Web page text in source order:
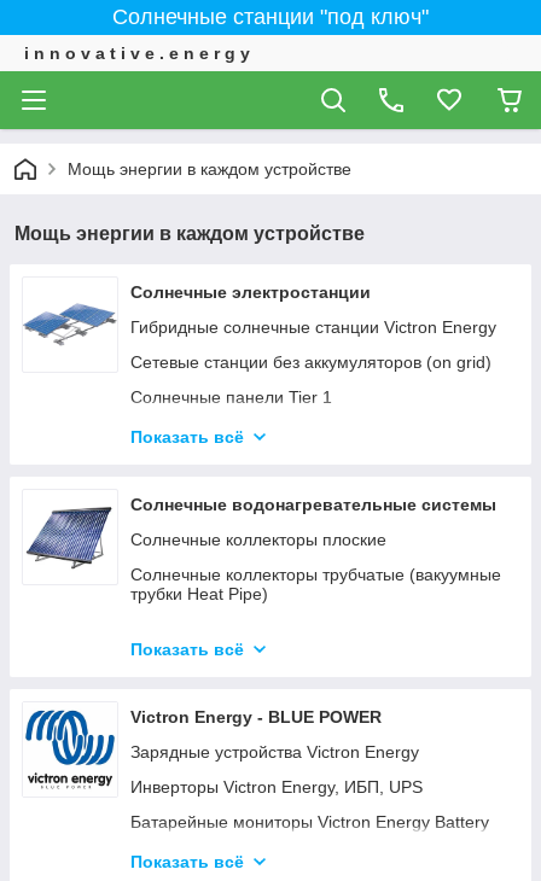
Солнечные станции "под ключ"
i n n o v a t i v e . e n e r g y
Мощь энергии в каждом устройстве
Мощь энергии в каждом устройстве
Солнечные электростанции
Гибридные солнечные станции Victron Energy
Сетевые станции без аккумуляторов (on grid)
Солнечные панели Tier 1
ИНВЕРТОРЫ - Сетевые, автономные,
Показать всё
Солнечные водонагревательные системы
Солнечные коллекторы плоские
Солнечные коллекторы трубчатые (вакуумные
трубки Heat Pipe)
водонагревательных систем (гелиосистем)
Солнечные коллекторы для больших станций
Солнечные насосные станции
Комплектующие к солнечным
Показать всё
Victron Energy - BLUE POWER
Зарядные устройства Victron Energy
Инверторы Victron Energy, ИБП, UPS
Батарейные мониторы Victron Energy Battery
Показать всё